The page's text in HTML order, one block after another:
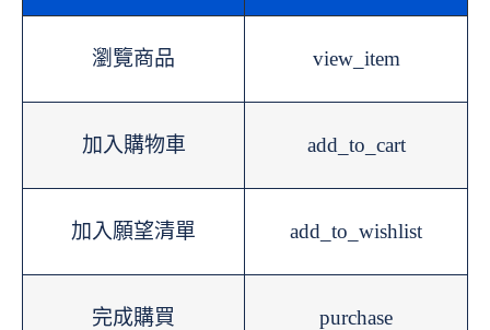
瀏覽商品 view_item
加入購物車 add_to_cart
加入願望清單 add_to_wishlist
完成購買 purchase